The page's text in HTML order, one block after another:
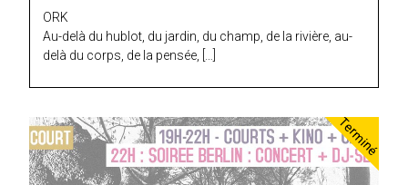
ORK
Au-delà du hublot, du jardin, du champ, de la rivière, au-
delà du corps, de la pensée, […]
Terminé